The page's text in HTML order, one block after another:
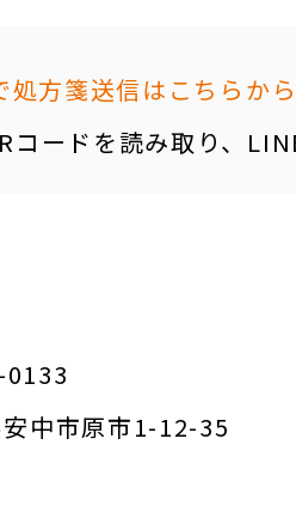
処方箋送信はこちらから
コードを読み取り、
0133
中市原市1-12-35